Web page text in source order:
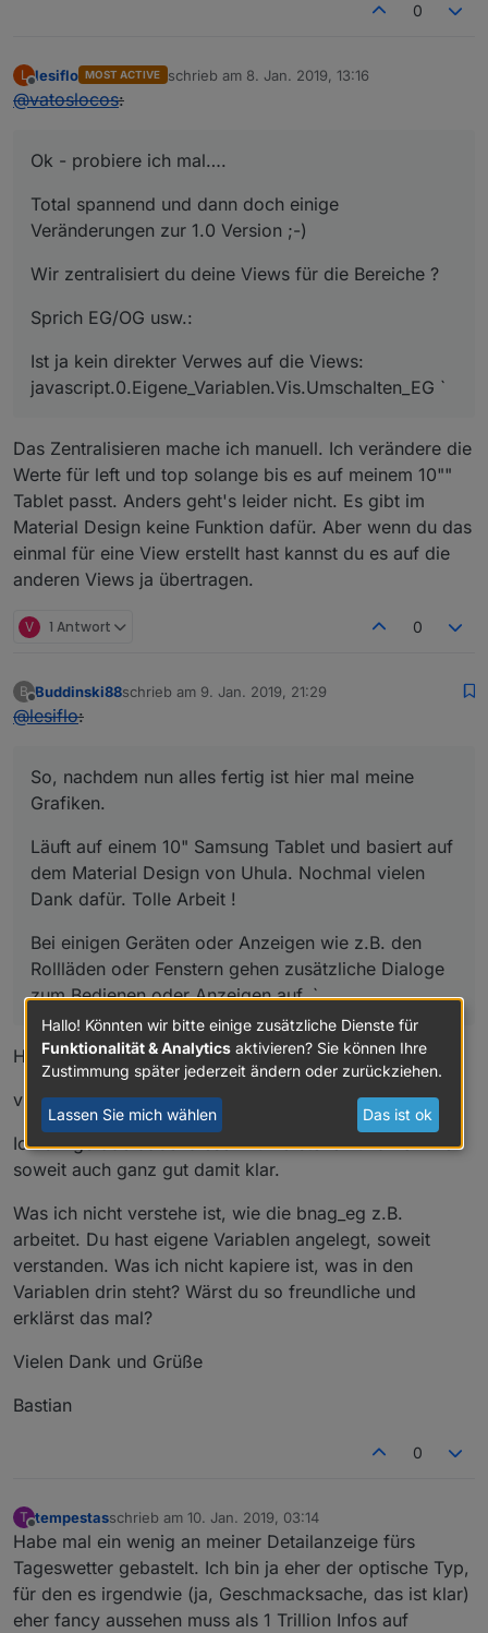
0
L
Offline
lesiflo MOST ACTIVE schrieb am 8. Jan. 2019, 13:16
zuletzt editiert von
@vatoslocos:
Ok - probiere ich mal….
Total spannend und dann doch einige
Veränderungen zur 1.0 Version ;-)
Wir zentralisiert du deine Views für die Bereiche ?
Sprich EG/OG usw.:
Ist ja kein direkter Verwes auf die Views:
javascript.0.Eigene_Variablen.Vis.Umschalten_EG `
Das Zentralisieren mache ich manuell. Ich verändere die
Werte für left und top solange bis es auf meinem 10""
Tablet passt. Anders geht's leider nicht. Es gibt im
Material Design keine Funktion dafür. Aber wenn du das
einmal für eine View erstellt hast kannst du es auf die
anderen Views ja übertragen.
V 1 Antwort 0
B
Offline
Buddinski88schrieb am 9. Jan. 2019, 21:29
zuletzt editiert von
@lesiflo:
So, nachdem nun alles fertig ist hier mal meine
Grafiken.
Läuft auf einem 10" Samsung Tablet und basiert auf
dem Material Design von Uhula. Nochmal vielen
Dank dafür. Tolle Arbeit !
Bei einigen Geräten oder Anzeigen wie z.B. den
Rollläden oder Fenstern gehen zusätzliche Dialoge
zum Bedienen oder Anzeigen auf. `
Hi Lesiflo,
vielen vielen Dank fürs Bereitstellen deines Views :-)
Ich bin gerade dabei diesen zu verstehen und komme
soweit auch ganz gut damit klar.
Was ich nicht verstehe ist, wie die bnag_eg z.B.
arbeitet. Du hast eigene Variablen angelegt, soweit
verstanden. Was ich nicht kapiere ist, was in den
Variablen drin steht? Wärst du so freundliche und
erklärst das mal?
Vielen Dank und Grüße
Bastian
0
T
Offline
tempestasschrieb am 10. Jan. 2019, 03:14
zuletzt editiert von
Habe mal ein wenig an meiner Detailanzeige fürs
Tageswetter gebastelt. Ich bin ja eher der optische Typ,
für den es irgendwie (ja, Geschmacksache, das ist klar)
eher fancy aussehen muss als 1 Trillion Infos auf
Hallo! Könnten wir bitte einige zusätzliche Dienste für
Funktionalität & Analytics aktivieren? Sie können Ihre
Zustimmung später jederzeit ändern oder zurückziehen.
Lassen Sie mich wählen Das ist ok